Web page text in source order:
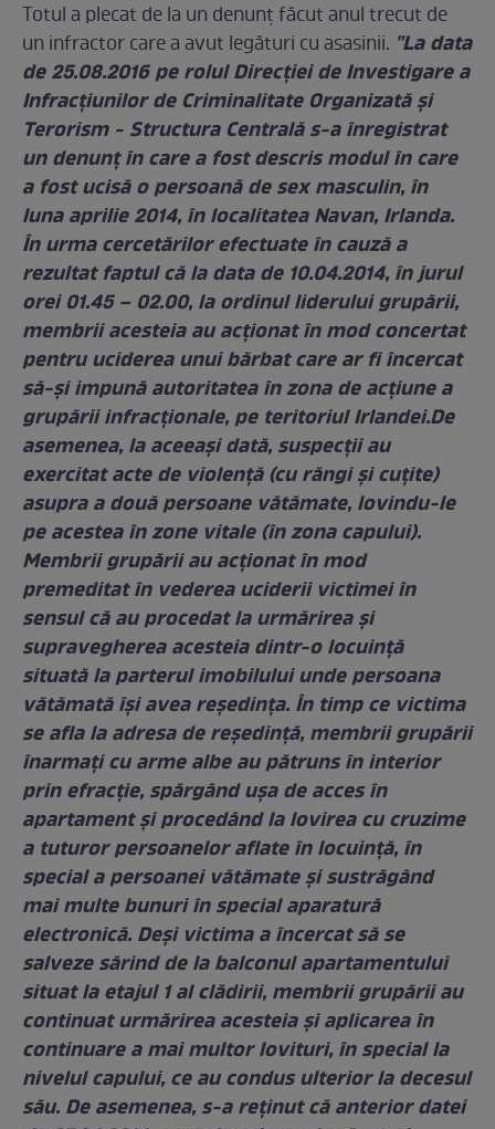
Totul a plecat de la un denunţ făcut anul trecut de
un infractor care a avut legături cu asasinii. "La data
de 25.08.2016 pe rolul Direcţiei de Investigare a
Infracţiunilor de Criminalitate Organizată şi
Terorism - Structura Centrală s-a înregistrat
un denunţ în care a fost descris modul în care
a fost ucisă o persoană de sex masculin, în
luna aprilie 2014, în localitatea Navan, Irlanda.
În urma cercetărilor efectuate în cauză a
rezultat faptul că la data de 10.04.2014, în jurul
orei 01.45 – 02.00, la ordinul liderului grupării,
membrii acesteia au acționat în mod concertat
pentru uciderea unui bărbat care ar fi încercat
să-și impună autoritatea în zona de acțiune a
grupării infracționale, pe teritoriul Irlandei.De
asemenea, la aceeaşi dată, suspecţii au
exercitat acte de violență (cu răngi și cuțite)
asupra a două persoane vătămate, lovindu-le
pe acestea în zone vitale (în zona capului).
Membrii grupării au acționat în mod
premeditat în vederea uciderii victimei în
sensul că au procedat la urmărirea și
supravegherea acesteia dintr-o locuință
situată la parterul imobilului unde persoana
vătămată își avea reședința. În timp ce victima
se afla la adresa de reședință, membrii grupării
înarmați cu arme albe au pătruns în interior
prin efracție, spărgând ușa de acces în
apartament și procedând la lovirea cu cruzime
a tuturor persoanelor aflate în locuință, în
special a persoanei vătămate și sustrăgând
mai multe bunuri în special aparatură
electronică. Deși victima a încercat să se
salveze sărind de la balconul apartamentului
situat la etajul 1 al clădirii, membrii grupării au
continuat urmărirea acesteia și aplicarea în
continuare a mai multor lovituri, în special la
nivelul capului, ce au condus ulterior la decesul
său. De asemenea, s-a reţinut că anterior datei